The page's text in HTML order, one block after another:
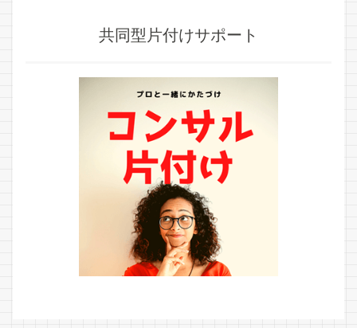
共同型片付けサポート